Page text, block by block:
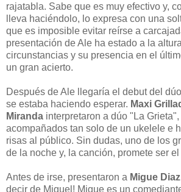
rajatabla. Sabe que es muy efectivo y,
lleva haciéndolo, lo expresa con una
que es imposible evitar reírse a
presentación de Ale ha estado a la
circunstancias y su presencia en el
un gran acierto.
Después de Ale llegaría el debut del
se estaba haciendo esperar. Maxi
Miranda interpretaron a dúo "La
acompañados tan solo de un ukelele e
risas al público. Sin dudas, uno de los
de la noche y, la canción, promete ser
Antes de irse, presentaron a Migue Diaz
decir de Miguel! Migue es un